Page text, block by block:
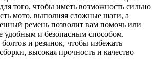
того, чтобы иметь возможность сильно
мото, выполняя сложные шаги, а
ремень позволит вам помочь или
удобным и безопасным способом.
и резинок, чтобы избежать
высокая прочность и качество